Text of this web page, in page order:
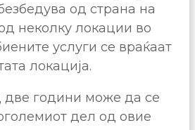
од страна на
неколку локации во
услуги се враќаат
локација.
две години може да се
дел од овие